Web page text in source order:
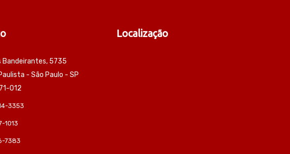
Bandeirantes, 5735
- São Paulo - SP
012
3353
1013
7383
Localização